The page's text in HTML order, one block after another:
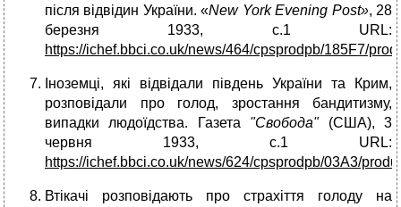
після відвідин України. «New York Evening Post», 28
березня 1933, с.1 URL:
https://ichef.bbci.co.uk/news/464/cpsprodpb/185F7/
Іноземці, які відвідали південь України та Крим,
розповідали про голод, зростання бандитизму,
випадки людоїдства. Газета "Свобода"(США), 3
червня 1933, с.1 URL:
https://ichef.bbci.co.uk/news/624/cpsprodpb/03A3/
Втікачі розповідають про страхіття голоду на